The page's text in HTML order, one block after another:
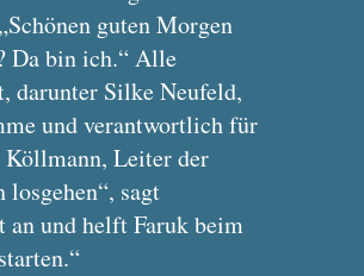
guten Morgen
Da bin ich.“ Alle
darunter Silke Neufeld,
und verantwortlich für
Köllmann, Leiter der
sagt
und helft Faruk beim